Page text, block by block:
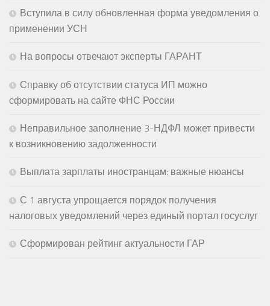
Вступила в силу обновленная форма уведомления о
применении УСН
На вопросы отвечают эксперты ГАРАНТ
Справку об отсутствии статуса ИП можно
сформировать на сайте ФНС России
Неправильное заполнение 3-НДФЛ может привести
к возникновению задолженности
Выплата зарплаты иностранцам: важные нюансы
С 1 августа упрощается порядок получения
налоговых уведомлений через единый портал госуслуг
Сформирован рейтинг актуальности ГАР